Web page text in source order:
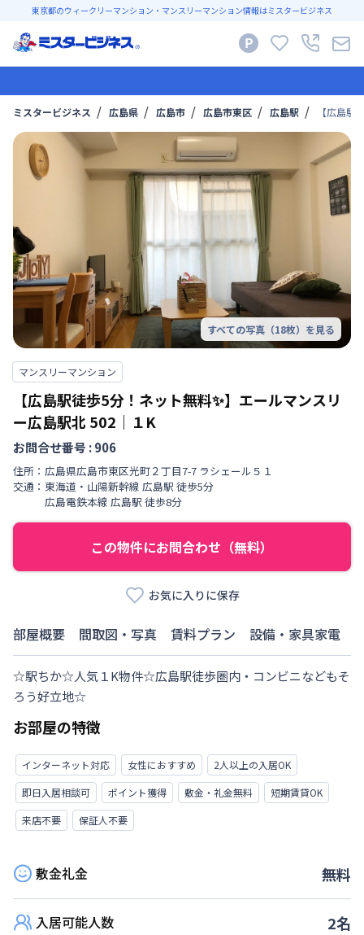
東京都のウィークリーマンション・マンスリーマンション情報はミスタービジネス
ミスタービジネス 広島県 広島市 広島市東区 広島駅 【広島
すべての写真（18枚）を見る
マンスリーマンション
【広島駅徒歩5分！ネット無料✨】エールマンスリ
ー広島駅北 502 ｜ １K
お問合せ番号 :906
住所： 広島県広島市東区光町２丁目7-7 ラシェール５１
交通： 東海道・山陽新幹線 広島駅 徒歩5分
広島電鉄本線 広島駅 徒歩8分
この物件にお問合わせ（無料）
お気に入りに保存
部屋概要 間取図・写真 賃料プラン 設備・家具家電
☆駅ちか☆人気１K物件☆広島駅徒歩圏内・コンビニなどもそ
ろう好立地☆
お部屋の特徴
インターネット対応 女性におすすめ
2人以上の入居OK
即日入居相談可
ポイント獲得 敷金・礼金無料
短期賃貸OK
来店不要
保証人不要
敷金礼金 無料
入居可能人数 2名